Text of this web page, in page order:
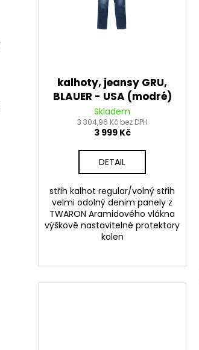
kalhoty, jeansy GRU,
BLAUER - USA (modré)
Skladem
3 304,96 Kč bez DPH
3 999 Kč
DETAIL
střih kalhot regular/volný střih
velmi odolný denim panely z
TWARON Aramidového vlákna
výškově nastavitelné protektory
kolen
PITBIKE BRZDOVÁ PÁČKA WPB RACE